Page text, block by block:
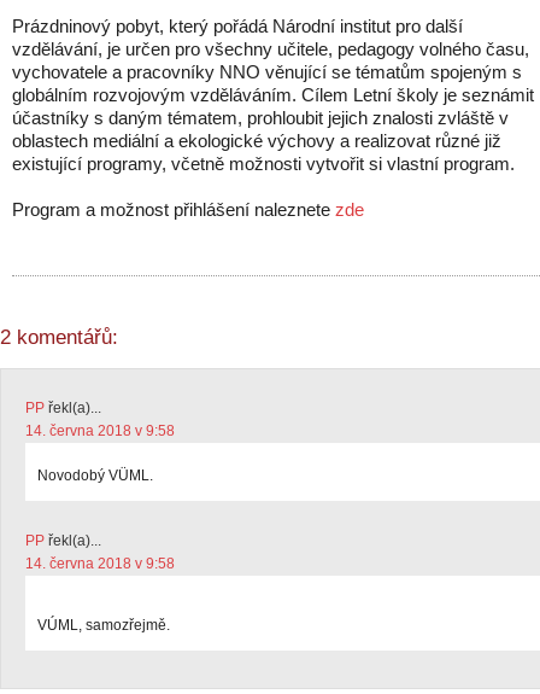
Prázdninový pobyt, který pořádá Národní institut pro další
vzdělávání, je určen pro všechny učitele, pedagogy volného času,
vychovatele a pracovníky NNO věnující se tématům spojeným s
globálním rozvojovým vzděláváním. Cílem Letní školy je seznámit
účastníky s daným tématem, prohloubit jejich znalosti zvláště v
oblastech mediální a ekologické výchovy a realizovat různé již
existující programy, včetně možnosti vytvořit si vlastní program.
Program a možnost přihlášení naleznete zde
2 komentářů:
PP řekl(a)...
14. června 2018 v 9:58
Novodobý VÜML.
PP řekl(a)...
14. června 2018 v 9:58
VÚML, samozřejmě.